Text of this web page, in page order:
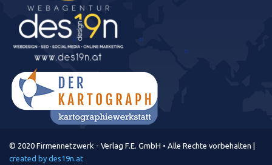
© 2020 Firmennetzwerk - Verlag F.E. GmbH • Alle Rechte vorbehalten |
created by des19n.at